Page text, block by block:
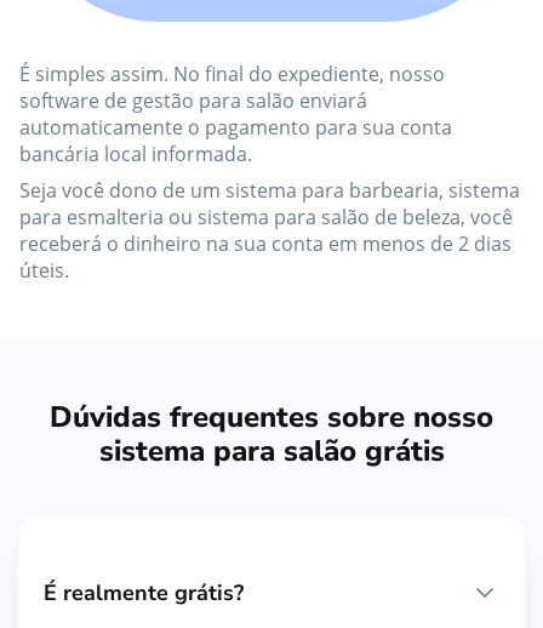
É simples assim. No final do expediente, nosso
software de gestão para salão enviará
automaticamente o pagamento para sua conta
bancária local informada.
Seja você dono de um sistema para barbearia, sistema
para esmalteria ou sistema para salão de beleza, você
receberá o dinheiro na sua conta em menos de 2 dias
úteis.
Dúvidas frequentes sobre nosso
sistema para salão grátis
É realmente grátis?